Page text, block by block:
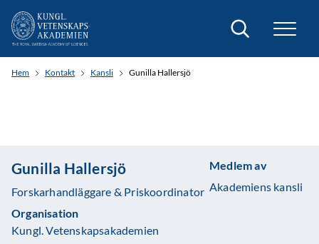
Sök
Hem Kontakt Kansli Gunilla Hallersjö
Gunilla Hallersjö
Forskarhandläggare & Priskoordinator
Organisation
Kungl. Vetenskapsakademien
Medlem av
Akademiens kansli